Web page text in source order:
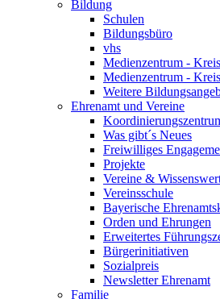
Bildung
Schulen
Bildungsbüro
vhs
Medienzentrum -
Medienzentrum -
Weitere
Ehrenamt und Vereine
Was gibt´s Neues
Freiwilliges
Projekte
Vereine &
Vereinsschule
Bayerische
Orden und Ehrungen
Erweitertes
Bürgerinitiativen
Sozialpreis
Newsletter Ehrenamt
Familie